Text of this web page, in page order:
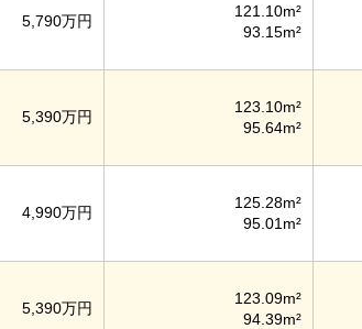
5,790万円
121.10m²
93.15m²
5,390万円
123.10m²
95.64m²
4,990万円
125.28m²
95.01m²
5,390万円
123.09m²
94.39m²